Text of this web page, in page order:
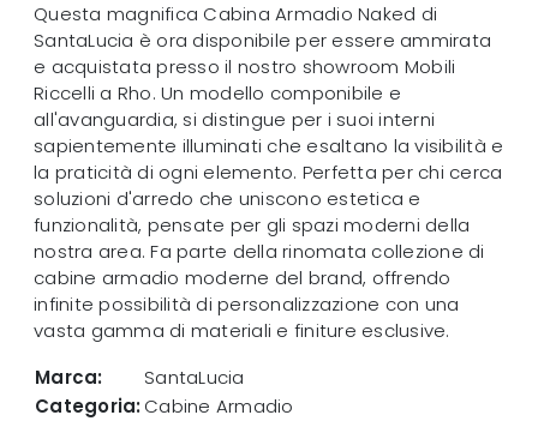
Questa magnifica Cabina Armadio Naked di
SantaLucia è ora disponibile per essere ammirata
e acquistata presso il nostro showroom Mobili
Riccelli a Rho. Un modello componibile e
all'avanguardia, si distingue per i suoi interni
sapientemente illuminati che esaltano la visibilità e
la praticità di ogni elemento. Perfetta per chi cerca
soluzioni d'arredo che uniscono estetica e
funzionalità, pensate per gli spazi moderni della
nostra area. Fa parte della rinomata collezione di
cabine armadio moderne del brand, offrendo
infinite possibilità di personalizzazione con una
vasta gamma di materiali e finiture esclusive.
Marca:
SantaLucia
Categoria:Cabine Armadio